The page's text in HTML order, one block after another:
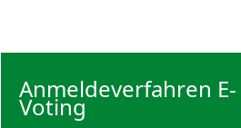
Anmeldeverfahren E-
Voting